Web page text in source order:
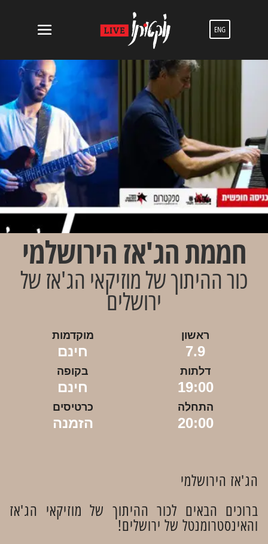
ENG
חממת הג'אז הירושלמי
כור ההיתוך של מוזיקאי הג'אז של
ירושלים
ראשון
7.9
מוקדמות
חינם
דלתות
19:00
בקופה
חינם
התחלה
20:00
כרטיסים
הזמנה
הג'אז הירושלמי
ברוכים הבאים לכור ההיתוך של מוזיקאי הג'אז
והאינסטרומנטל של ירושלים!